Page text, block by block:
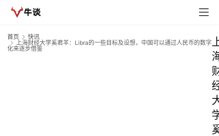
首页
快讯
上海财经大学奚君羊：Libra的一些目标及设想，中国可以通过人民币的数字
化来逐步借鉴